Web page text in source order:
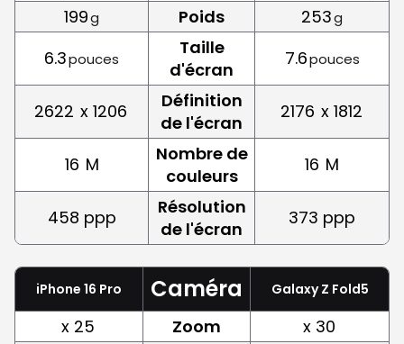
199g Poids 253g
6.3pouces
Taille
d'écran
7.6pouces
2622 x 1206
Définition
de l'écran
2176 x 1812
16 M
Nombre de
couleurs
16 M
458 ppp
Résolution
de l'écran
373 ppp
iPhone 16 Pro Caméra Galaxy Z Fold5
x 25 Zoom
x 30